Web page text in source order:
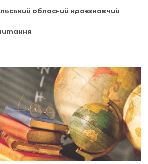
обласний краєзнавчий